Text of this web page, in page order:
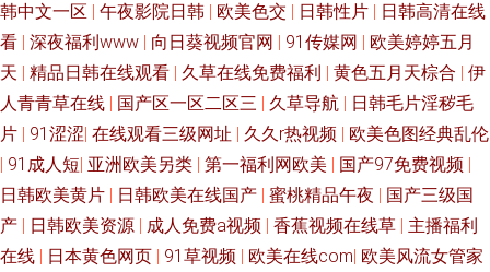
址 91福利片 国产16页 日韩一级网址中文 91在线播放视频 免费日韩特黄
91UU视频 超踫人人色 日本女黄免费 97福利导航 欧美东方色图 91福利专区
国产精品96福利网 无码中文字幕乱 日本韩国欧美91 92AV网站 欧洲女同按
摩 91男和91女色情 久久国产精品福利色欲 91电影院女人的天堂 丰满少妇一
区二区 亚洲福利视频91 肏屄视频影院 日本三区色 91禽我视频免费在线观看
韩中文一区 | 午夜影院日韩 | 欧美色交 | 日韩性片 | 日韩高清在线
看 | 深夜福利www | 向日葵视频官网 | 91传媒网 | 欧美婷婷五月
天 | 精品日韩在线观看 | 久草在线免费福利 | 黄色五月天棕合 | 伊
人青青草在线 | 国产区一区二区三 | 久草导航 | 日韩毛片淫秽毛
片 | 91涩涩| 在线观看三级网址 | 久久r热视频 | 欧美色图经典乱伦
| 91成人短| 亚洲欧美另类 | 第一福利网欧美 | 国产97免费视频 |
日韩欧美黄片 | 日韩欧美在线国产 | 蜜桃精品午夜 | 国产三级国
产 | 日韩欧美资源 | 成人免费a视频 | 香蕉视频在线草 | 主播福利
在线 | 日本黄色网页 | 91草视频 | 欧美在线com| 欧美风流女管家